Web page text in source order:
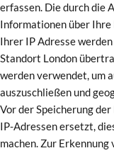
erfassen. Die durch die
Informationen über
Ihrer IP Adresse
Standort London
werden verwendet, um
auszuschließen und
Vor der Speicherung
IP-Adressen ersetzt,
machen. Zur